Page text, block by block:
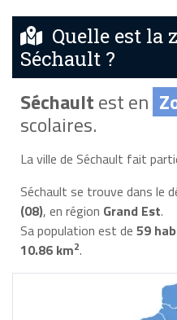
Quelle est la
Séchault ?
Séchaultest en
scolaires.
La ville de Séchault fait
Séchault se trouve dans le
(08), en région Grand Est.
Sa population est de 59
10.86 km2.